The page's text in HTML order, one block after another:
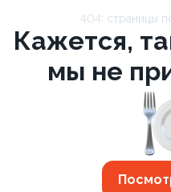
404: страницы
Кажется,
мы не